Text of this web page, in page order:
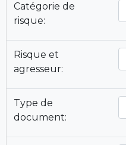
Catégorie de
risque:
Risque et
agresseur:
Type de
document: